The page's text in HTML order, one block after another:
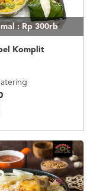
: Rp 300rb
Komplit